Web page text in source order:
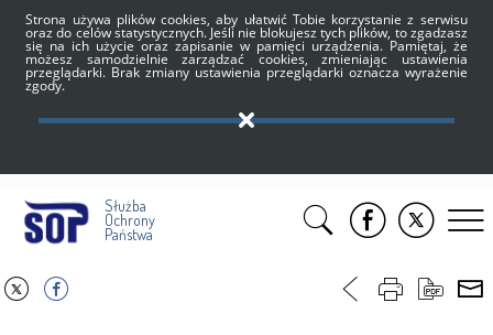
Strona używa plików cookies, aby ułatwić Tobie korzystanie z serwisu
oraz do celów statystycznych. Jeśli nie blokujesz tych plików, to zgadzasz
się na ich użycie oraz zapisanie w pamięci urządzenia. Pamiętaj, że
możesz samodzielnie zarządzać cookies, zmieniając ustawienia
przeglądarki. Brak zmiany ustawienia przeglądarki oznacza wyrażenie
zgody.
Służba
Ochrony
Państwa